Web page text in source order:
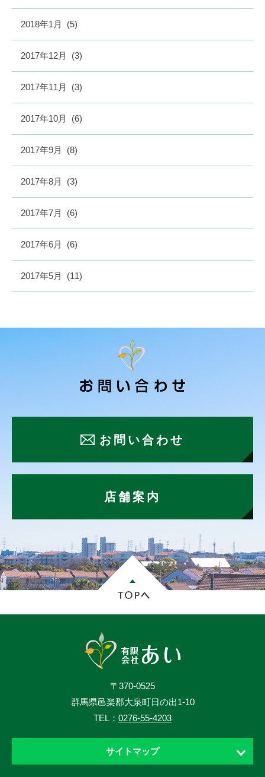
2018年1月 (5)
2017年12月 (3)
2017年11月 (3)
2017年10月 (6)
2017年9月 (8)
2017年8月 (3)
2017年7月 (6)
2017年6月 (6)
2017年5月 (11)
お問い合わせ
店舗案内
〒370-0525
群馬県邑楽郡大泉町日の出1-10
TEL： 0276-55-4203
サイトマップ